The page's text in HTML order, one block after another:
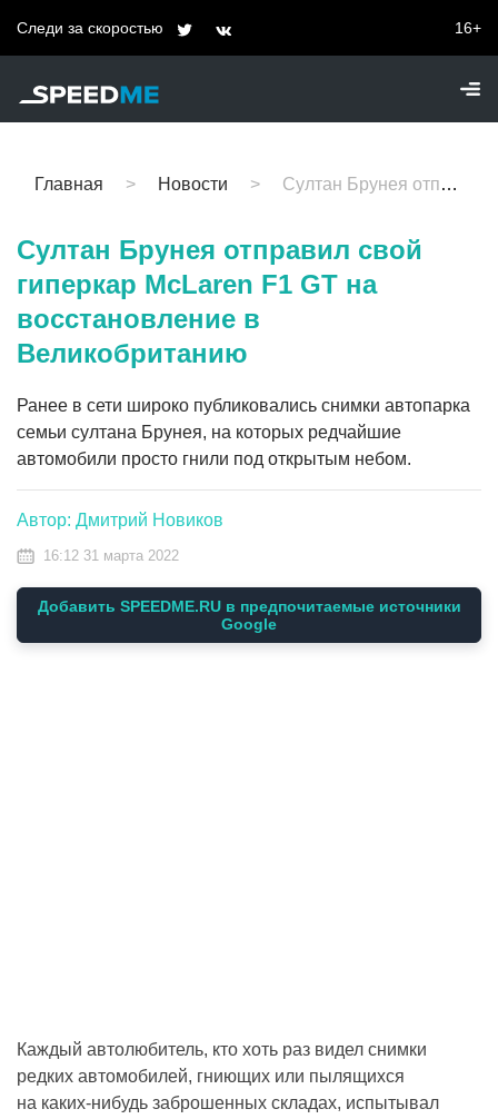
Следи за скоростью 16+
Главная Новости Султан Брунея отправил свой гиперкар McLaren F1 GT на восстановление в Великобританию
Султан Брунея отправил свой
гиперкар McLaren F1 GT на
восстановление в
Великобританию
Ранее в сети широко публиковались снимки автопарка
семьи султана Брунея, на которых редчайшие
автомобили просто гнили под открытым небом.
Автор: Дмитрий Новиков
16:12 31 марта 2022
Добавить SPEEDME.RU в предпочитаемые источники
Google
Каждый автолюбитель, кто хоть раз видел снимки
редких автомобилей, гниющих или пылящихся
на каких-нибудь заброшенных складах, испытывал